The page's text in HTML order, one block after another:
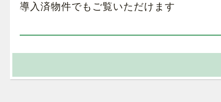
導入済物件でもご覧いただけます